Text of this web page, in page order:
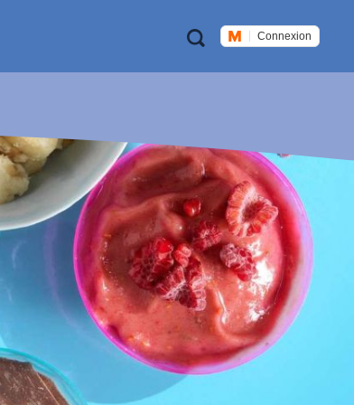
Métanavigation
RechercheConnexion